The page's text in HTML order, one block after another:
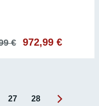
€
Ursprünglicher
972,99 €Aktueller
27 28